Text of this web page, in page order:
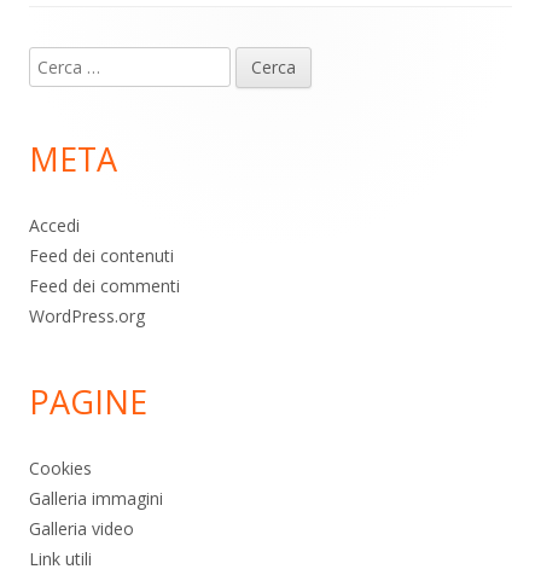
piè
pagina
Ricerca
per:
META
Accedi
Feed dei contenuti
Feed dei commenti
WordPress.org
PAGINE
Cookies
Galleria immagini
Galleria video
Link utili